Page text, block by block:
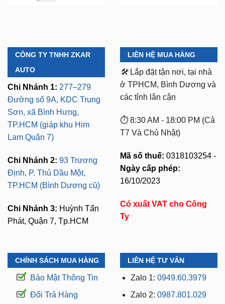
CÔNG TY TNHH ZKAR
AUTO
Chi Nhánh 1: 277–279
Đường số 9A, KDC Trung
Sơn, xã Bình Hưng,
TP.HCM (giáp khu Him
Lam Quận 7)
Chi Nhánh 2: 93 Trương
Định, P. Thủ Dầu Một,
TP.HCM (Bình Dương cũ)
Chi Nhánh 3: Huỳnh Tấn
Phát, Quận 7, Tp.HCM
LIÊN HỆ MUA HÀNG
🛠️ Lắp đặt tận nơi, tại nhà
ở TPHCM, Bình Dương và
các tỉnh lân cận
⏱️ 8:30 AM - 18:00 PM (Cả
T7 Và Chủ Nhật)
Mã số thuế: 0318103254 -
Ngày cấp phép:
16/10/2023
Có xuất VAT cho Công
Ty
CHÍNH SÁCH MUA HÀNG
Bảo Mật Thông Tin
Đổi Trả Hàng
LIÊN HỆ TƯ VẤN
Zalo 1: 0949.60.3979
Zalo 2: 0987.801.029